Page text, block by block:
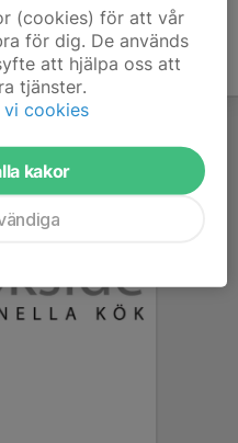
(cookies) för att vår
för dig. De används
att hjälpa oss att
tjänster.
vi cookies
kakor